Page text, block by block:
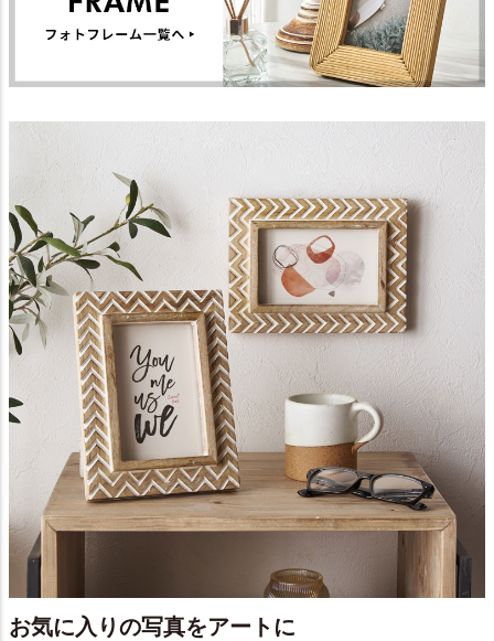
お気に入りの写真をアートに